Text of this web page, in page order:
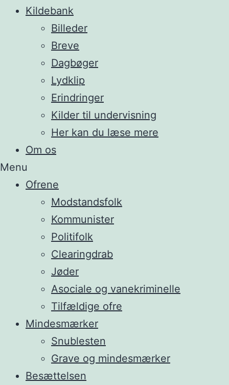
Kildebank
Billeder
Breve
Dagbøger
Lydklip
Erindringer
Kilder til undervisning
Her kan du læse mere
Om os
Menu
Ofrene
Modstandsfolk
Kommunister
Politifolk
Clearingdrab
Jøder
Asociale og vanekriminelle
Tilfældige ofre
Mindesmærker
Snublesten
Grave og mindesmærker
Besættelsen